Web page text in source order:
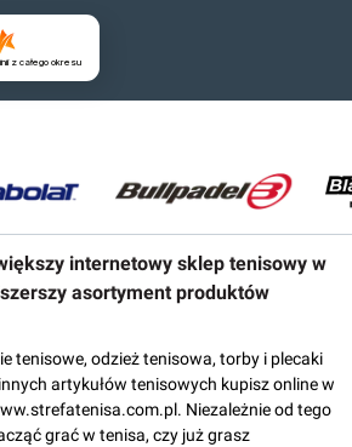
internetowy sklep tenisowy w
asortyment produktów
tenisowe, odzież tenisowa, torby i plecaki
artykułów tenisowych kupisz online w
Niezależnie od tego
grać w tenisa, czy już grasz
z całego okresu